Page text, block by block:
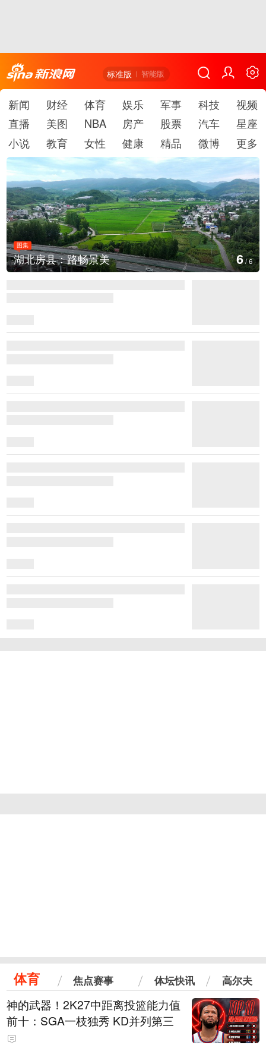
标准版 智能版
新闻 财经 体育 娱乐 军事 科技
视频
直播
美图 NBA 房产 股票 汽车
星座
小说
教育 女性 健康 精品 微博 更多
图集
德国：巴特施瓦尔巴赫森林野火 1/6
体育 焦点赛事 体坛快讯 高尔夫
神的武器！2K27中距离投篮能力值
前十：SGA一枝独秀 KD并列第三